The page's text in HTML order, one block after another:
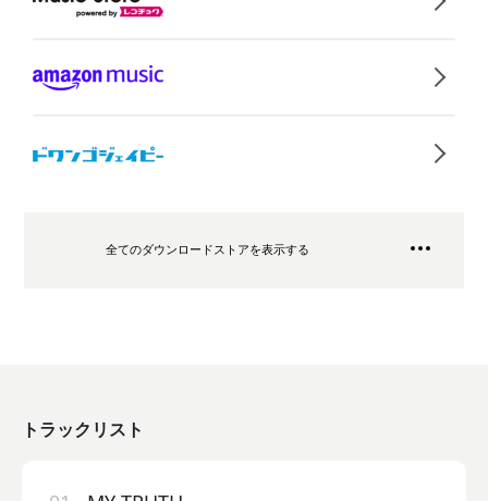
全てのダウンロードストアを表示する
トラックリスト